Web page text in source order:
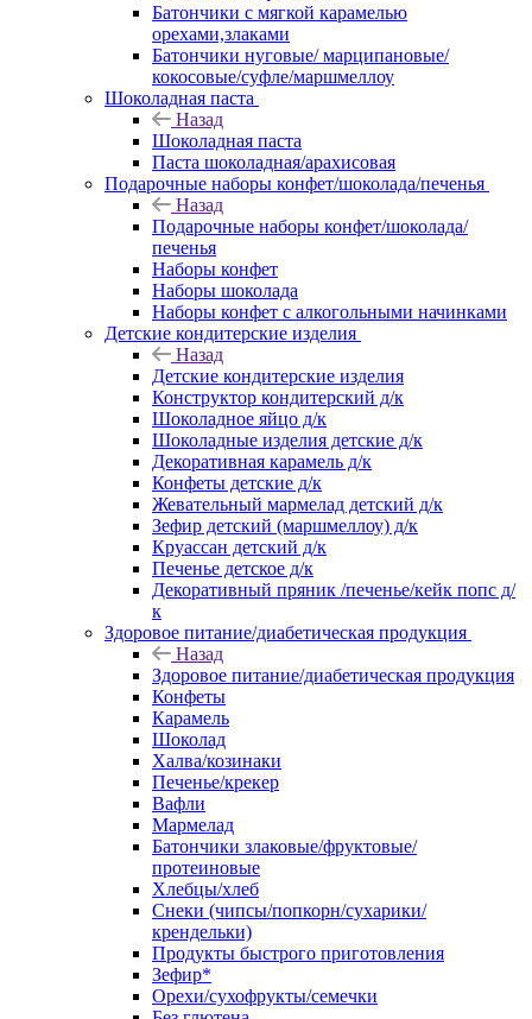
Батончики с мягкой карамелью
орехами,злаками
Батончики нуговые/ марципановые/
кокосовые/суфле/маршмеллоу
Шоколадная паста
Назад
Шоколадная паста
Паста шоколадная/арахисовая
Подарочные наборы конфет/шоколада/печенья
Назад
Подарочные наборы конфет/шоколада/
печенья
Наборы конфет
Наборы шоколада
Наборы конфет с алкогольными начинками
Детские кондитерские изделия
Назад
Детские кондитерские изделия
Конструктор кондитерский д/к
Шоколадное яйцо д/к
Шоколадные изделия детские д/к
Декоративная карамель д/к
Конфеты детские д/к
Жевательный мармелад детский д/к
Зефир детский (маршмеллоу) д/к
Круассан детский д/к
Печенье детское д/к
Декоративный пряник /печенье/кейк попс д/
к
Здоровое питание/диабетическая продукция
Назад
Здоровое питание/диабетическая продукция
Конфеты
Карамель
Шоколад
Халва/козинаки
Печенье/крекер
Вафли
Мармелад
Батончики злаковые/фруктовые/
протеиновые
Хлебцы/хлеб
Снеки (чипсы/попкорн/сухарики/
крендельки)
Продукты быстрого приготовления
Зефир*
Орехи/сухофрукты/семечки